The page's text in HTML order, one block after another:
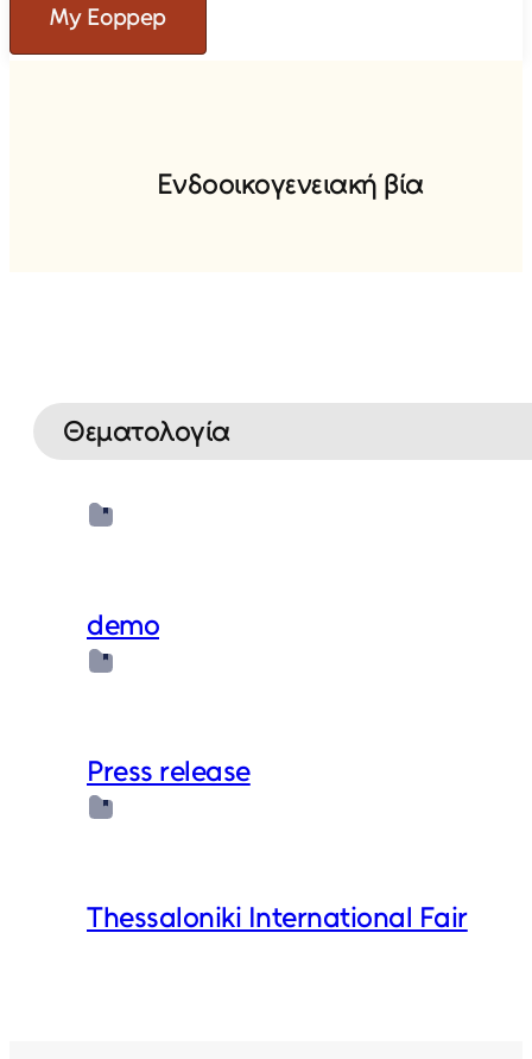
My Eoppep
Ενδοοικογενειακή βία
Θεματολογία
demo
Press release
Thessaloniki International Fair